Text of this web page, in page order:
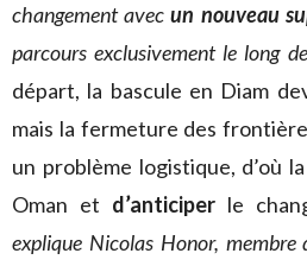
changement avecun nouveau
parcours exclusivement le long
départ, la bascule en Diam
mais la fermeture des
un problème logistique, d’où
Oman et d’anticiper le
explique Nicolas Honor, membre